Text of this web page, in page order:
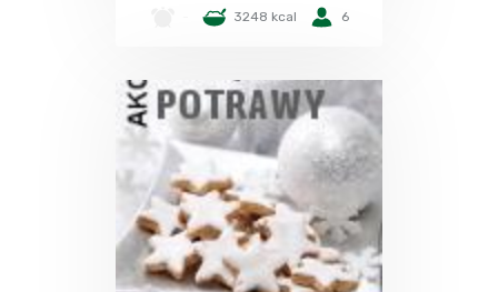
3248 kcal 6